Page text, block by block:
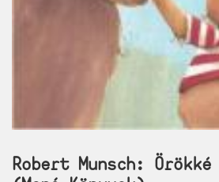
Robert Munsch: